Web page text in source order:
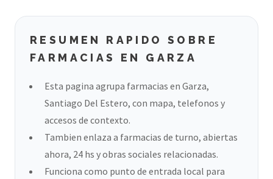
RESUMEN RAPIDO SOBRE
FARMACIAS EN GARZA
Esta pagina agrupa farmacias en Garza,
Santiago Del Estero, con mapa, telefonos y
accesos de contexto.
Tambien enlaza a farmacias de turno, abiertas
ahora, 24 hs y obras sociales relacionadas.
Funciona como punto de entrada local para